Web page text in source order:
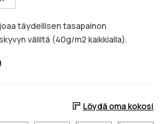
täydellisen tasapainon
väliltä (40g/m2 kaikkialla).
Löydä oma kokosi